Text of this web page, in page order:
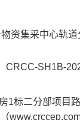
资集采中心轨道
CRCC-SH1B-
1标二分部项目